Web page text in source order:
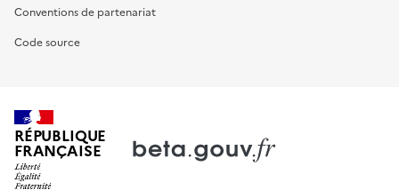
Conventions de partenariat
Code source
RÉPUBLIQUE
FRANÇAISE